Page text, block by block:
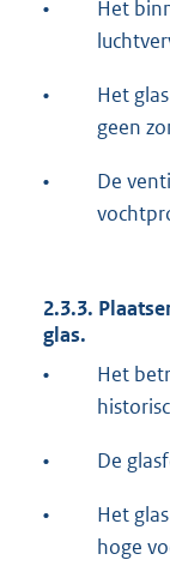
•
Het
•
Het
geen
•
De
2.3.3.
glas.
•
Het
• De
•
Het
hoge